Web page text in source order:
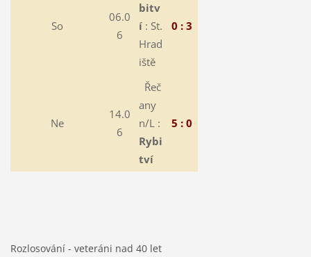
So
06.0
6
bitv
í: St.
Hrad
iště
0 : 3
Ne
14.0
6
Řeč
any
n/L :
Rybi
tví
5 : 0
Rozlosování - veteráni nad 40 let